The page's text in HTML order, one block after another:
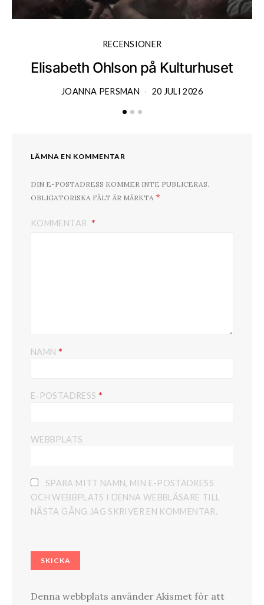
RECENSIONER
Elisabeth Ohlson på Kulturhuset
JOANNA PERSMAN 20 JULI 2026
LÄMNA EN KOMMENTAR
DIN E-POSTADRESS KOMMER INTE PUBLICERAS.
OBLIGATORISKA FÄLT ÄR MÄRKTA *
KOMMENTAR
NAMN *
E-POSTADRESS *
WEBBPLATS
SPARA MITT NAMN, MIN E-POSTADRESS
OCH WEBBPLATS I DENNA WEBBLÄSARE TILL
NÄSTA GÅNG JAG SKRIVER EN KOMMENTAR.
Denna webbplats använder Akismet för att